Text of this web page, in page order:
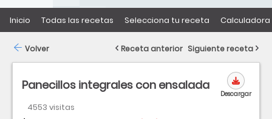
Inicio Todas las recetas Selecciona tu receta
Panecillos integrales con ensalada
4553 visitas
Descargar
Volver Receta anterior Siguiente receta